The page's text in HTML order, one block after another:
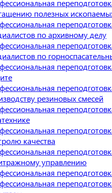
полезных
по архивному делу
по
резиновых смесей
качества
управлению